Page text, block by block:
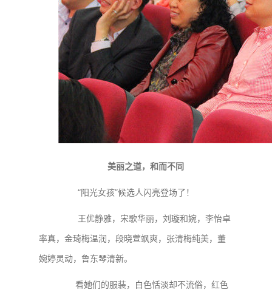
美丽之道，和而不同
“阳光女孩”候选人闪亮登场了！
王优静雅，宋歌华丽，刘璇和婉，李怡卓
率真，金琦梅温润，段晓萱飒爽，张清梅纯美，董
婉婷灵动，鲁东琴清新。
看她们的服装，白色恬淡却不流俗，红色